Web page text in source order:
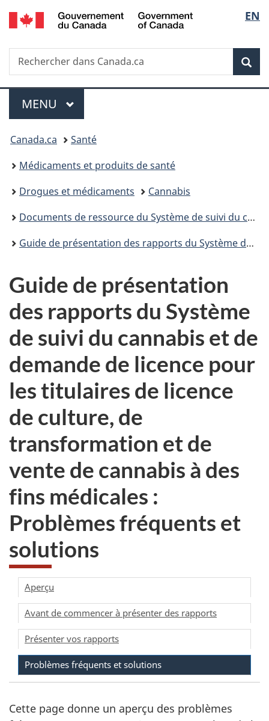
Passer
au
principal
Passer
à
Au
du
Passer
à
version
simplifiée
de
la
EN
Recherche
Rechercher
dans
Menu
MENU PRINCIPAL
Vous
êtes
ici :
Canada.ca
Santé
Médicaments et produits de santé
Drogues et médicaments
Cannabis
Documents de ressource du Système de suivi du cannabis
Guide de présentation des rapports du Système de suivi du cannabis et de demande de licence pour les titulaires de licence de culture, de transformation et de vente de cannabis à des fins médicales : Aperçu
Guide de présentation
des rapports du Système
de suivi du cannabis et de
demande de licence pour
les titulaires de licence
de culture, de
transformation et de
vente de cannabis à des
fins médicales :
Problèmes fréquents et
solutions
Aperçu
Avant de commencer à présenter des rapports
Présenter vos rapports
Problèmes fréquents et solutions
Cette page donne un aperçu des problèmes